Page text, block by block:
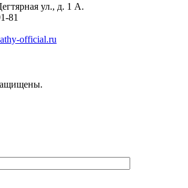
ул., д. 1 А.
81
official.ru